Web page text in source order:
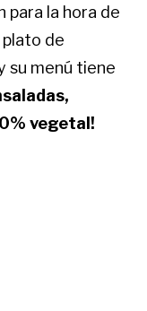
para la hora de
de
su menú tiene
vegetal!